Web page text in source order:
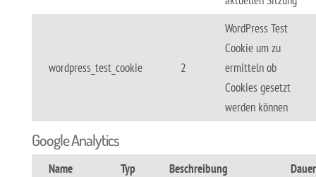
wordpress_test_cookie 2
WordPress Test
Cookie um zu
ermitteln ob
Cookies gesetzt
werden können
Google Analytics
Name Typ Beschreibung Dauer